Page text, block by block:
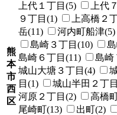
熊
本
市
西
区
上代１丁目(5)
上代
９丁目(1)
上高橋２
岳(11)
河内町船津(5)
島崎３丁目(10)
島崎６丁目(11)
島崎
城山大塘３丁目(4)
目(1)
城山半田２丁
河原２丁目(2)
高橋
尾崎町(13)
出町(2)